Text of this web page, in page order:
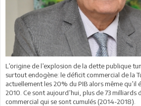
L’origine de l’explosion de la dette publique
surtout endogène: le déficit commercial de la
actuellement les 20% du PIB alors même
2010. Ce sont aujourd’hui, plus de 73 milliards
commercial qui se sont cumulés (2014-2018).